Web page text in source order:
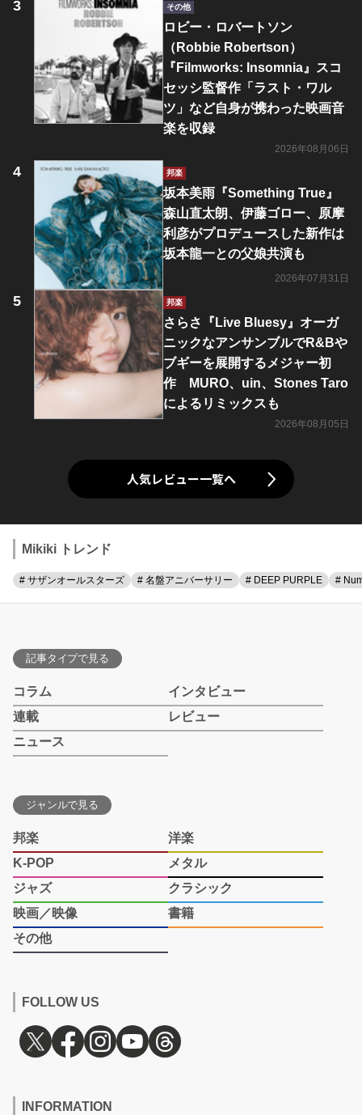
その他
ロビー・ロバートソン
（Robbie Robertson）
『Filmworks: Insomnia』スコ
セッシ監督作「ラスト・ワル
ツ」など自身が携わった映画音
楽を収録
2026年08月06日
邦楽
坂本美雨『Something True』
森山直太朗、伊藤ゴロー、原摩
利彦がプロデュースした新作は
坂本龍一との父娘共演も
2026年07月31日
邦楽
さらさ『Live Bluesy』オーガ
ニックなアンサンブルでR&Bや
ブギーを展開するメジャー初
作 MURO、uin、Stones Taro
によるリミックスも
2026年08月05日
人気レビュー一覧へ
Mikiki トレンド
# サザンオールスターズ # 名盤アニバーサリー # DEEP PURPLE #
記事タイプで見る
コラム
インタビュー
連載
レビュー
ニュース
ジャンルで見る
邦楽
洋楽
K-POP
メタル
ジャズ
クラシック
映画／映像
書籍
その他
FOLLOW US
INFORMATION